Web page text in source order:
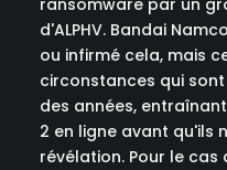
ransomware par un
d'ALPHV. Bandai
ou infirmé cela, mais
circonstances qui
des années,
2 en ligne avant qu'ils
révélation. Pour le cas